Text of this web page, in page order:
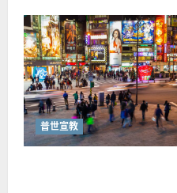
普世宣教